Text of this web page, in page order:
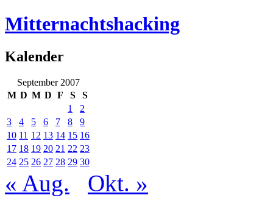
Mitternachtshacking
Kalender
September 2007
M D M D F S
S
1
2
3
4 5 6 7 8
9
10 11 12 13 14 15 16
17 18 19 20 21 22 23
24 25 26 27 28 29 30
« Aug. Okt. »